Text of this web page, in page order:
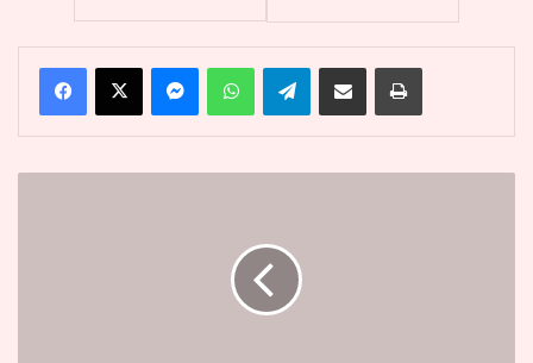
FacebookX MessengerWhatsAppTelegramPartager par email Imprimer